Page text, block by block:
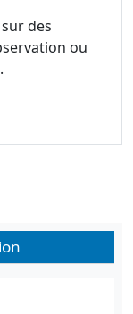
des
ou